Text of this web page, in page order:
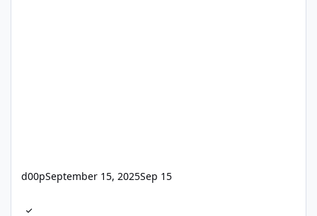
d00pSeptember 15, 2025Sep 15